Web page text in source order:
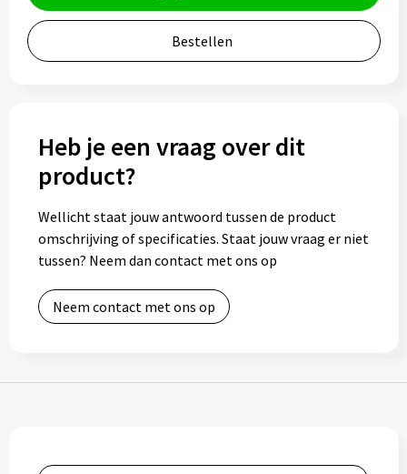
Drinkflessen
Mokken & kopjes
Lunchboxen
Snoep
Bestellen
Heb je een vraag over dit
product?
Wellicht staat jouw antwoord tussen de product
omschrijving of specificaties. Staat jouw vraag er niet
tussen? Neem dan contact met ons op
Neem contact met ons op